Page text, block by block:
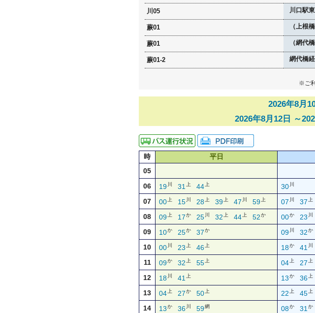
川05 川口駅
蕨01 （上根
蕨01 （網代
蕨01-2 網代橋
※ご
2026年8月
2026年8月12日 ～
時 平日
05
06
19 川 31 上 44 上 30 川
07 00 上 15 川 28 上 39 上 47 川 59 上 07 川 37 上
08 09 上 17か 25 川 32 上 44 上 52か 00か 23 川
09 10か 25か 37か 09 川 32か
10 00 川 23 上 46 上 18か 41 川
11 09か 32 上 55 上 04 上 27 上
12 18 川 41 上 13か 36 上
13 04 上 27か 50 上 22 上 45 上
14 13か 36 川 59網 08か 31 か